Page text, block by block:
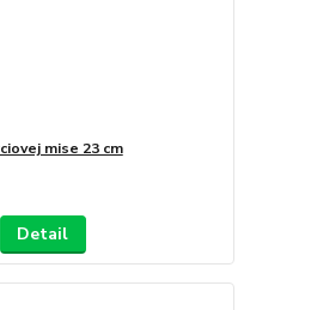
mise 23 cm
Detail